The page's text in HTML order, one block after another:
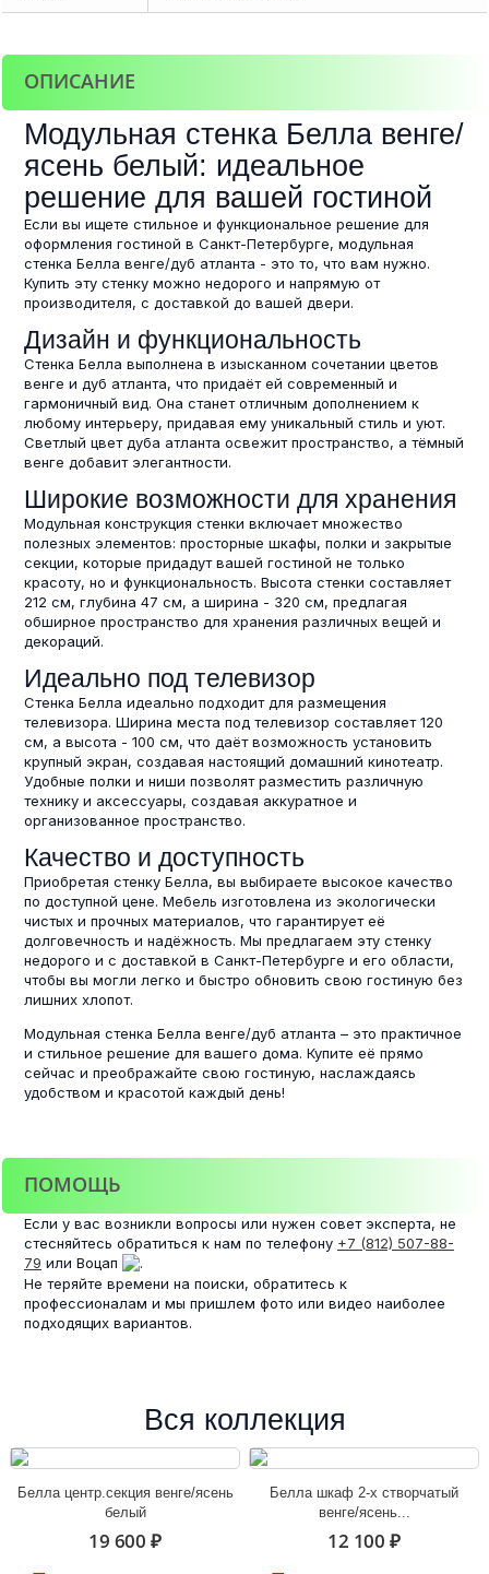
ОПИСАНИЕ
Модульная стенка Белла венге/
ясень белый: идеальное
решение для вашей гостиной
Если вы ищете стильное и функциональное решение для
оформления гостиной в Санкт-Петербурге, модульная
стенка Белла венге/дуб атланта - это то, что вам нужно.
Купить эту стенку можно недорого и напрямую от
производителя, с доставкой до вашей двери.
Дизайн и функциональность
Стенка Белла выполнена в изысканном сочетании цветов
венге и дуб атланта, что придаёт ей современный и
гармоничный вид. Она станет отличным дополнением к
любому интерьеру, придавая ему уникальный стиль и уют.
Светлый цвет дуба атланта освежит пространство, а тёмный
венге добавит элегантности.
Широкие возможности для хранения
Модульная конструкция стенки включает множество
полезных элементов: просторные шкафы, полки и закрытые
секции, которые придадут вашей гостиной не только
красоту, но и функциональность. Высота стенки составляет
212 см, глубина 47 см, а ширина - 320 см, предлагая
обширное пространство для хранения различных вещей и
декораций.
Идеально под телевизор
Стенка Белла идеально подходит для размещения
телевизора. Ширина места под телевизор составляет 120
см, а высота - 100 см, что даёт возможность установить
крупный экран, создавая настоящий домашний кинотеатр.
Удобные полки и ниши позволят разместить различную
технику и аксессуары, создавая аккуратное и
организованное пространство.
Качество и доступность
Приобретая стенку Белла, вы выбираете высокое качество
по доступной цене. Мебель изготовлена из экологически
чистых и прочных материалов, что гарантирует её
долговечность и надёжность. Мы предлагаем эту стенку
недорого и с доставкой в Санкт-Петербурге и его области,
чтобы вы могли легко и быстро обновить свою гостиную без
лишних хлопот.
Модульная стенка Белла венге/дуб атланта – это практичное
и стильное решение для вашего дома. Купите её прямо
сейчас и преображайте свою гостиную, наслаждаясь
удобством и красотой каждый день!
ПОМОЩЬ
Если у вас возникли вопросы или нужен совет эксперта, не
стесняйтесь обратиться к нам по телефону +7 (812) 507-88-
79 или Воцап
.
Не теряйте времени на поиски, обратитесь к
профессионалам и мы пришлем фото или видео наиболее
подходящих вариантов.
Вся коллекция
Белла центр.секция венге/ясень
белый
19 600 ₽
Белла шкаф 2-х створчатый
венге/ясень...
12 100 ₽